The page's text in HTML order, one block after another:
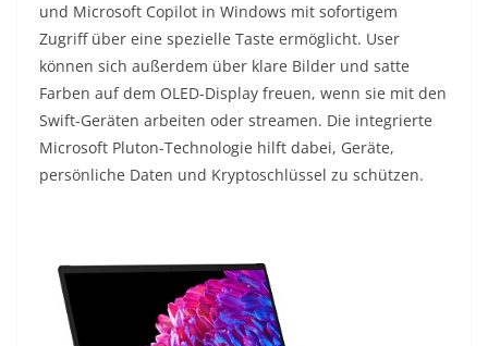
und Microsoft Copilot in Windows mit sofortigem
Zugriff über eine spezielle Taste ermöglicht. User
können sich außerdem über klare Bilder und satte
Farben auf dem OLED-Display freuen, wenn sie mit den
Swift-Geräten arbeiten oder streamen. Die integrierte
Microsoft Pluton-Technologie hilft dabei, Geräte,
persönliche Daten und Kryptoschlüssel zu schützen.